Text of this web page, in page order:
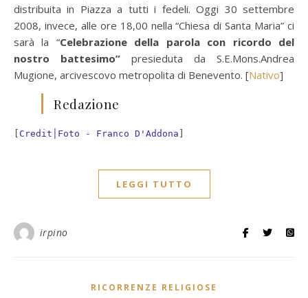
distribuita in Piazza a tutti i fedeli. Oggi 30 settembre
2008, invece, alle ore 18,00 nella “Chiesa di Santa Maria” ci
sarà la “Celebrazione della parola con ricordo del
nostro battesimo” presieduta da S.E.Mons.Andrea
Mugione, arcivescovo metropolita di Benevento. [Nativo]
Redazione
Credit│Foto - Franco D'Addona
LEGGI TUTTO
irpino
RICORRENZE RELIGIOSE